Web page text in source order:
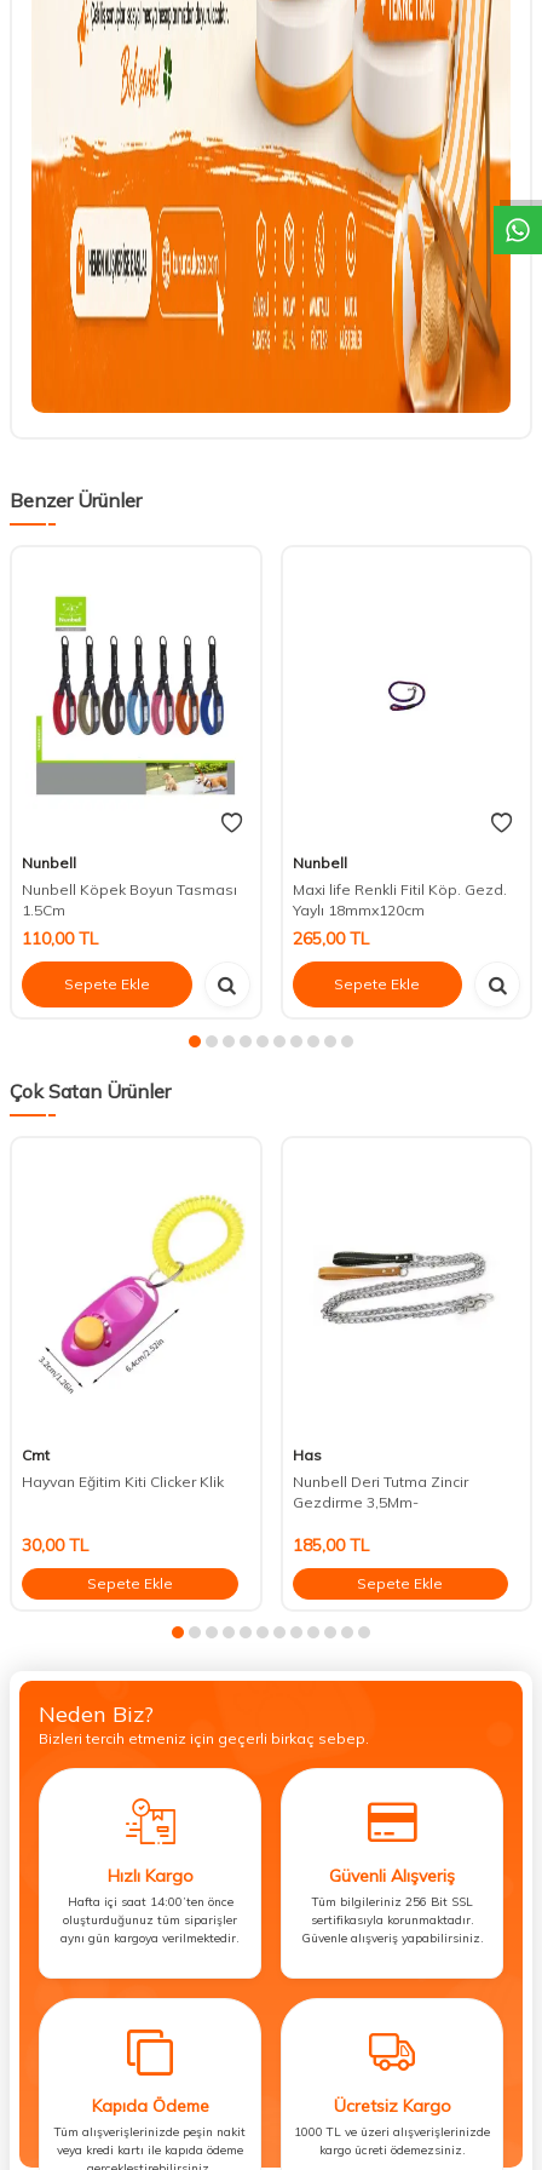
DESTEK
Benzer Ürünler
Nunbell
Nunbell Köpek Boyun Tasması
1.5Cm
110,00TL
Sepete Ekle
Nunbell
Maxi life Renkli Fitil Köp. Gezd.
Yaylı 18mmx120cm
265,00TL
Sepete Ekle
Çok Satan Ürünler
Cmt
Hayvan Eğitim Kiti Clicker Klik
30,00TL
Sepete Ekle
Has
Nunbell Deri Tutma Zincir
Gezdirme 3,5Mm-
185,00TL
Sepete Ekle
Neden Biz?
Bizleri tercih etmeniz için geçerli birkaç sebep.
Hızlı Kargo
Hafta içi saat 14:00’ten önce
oluşturduğunuz tüm siparişler
aynı gün kargoya verilmektedir.
Güvenli Alışveriş
Tüm bilgileriniz 256 Bit SSL
sertifikasıyla korunmaktadır.
Güvenle alışveriş yapabilirsiniz.
Kapıda Ödeme
Tüm alışverişlerinizde peşin nakit
veya kredi kartı ile kapıda ödeme
Ücretsiz Kargo
1000 TL ve üzeri alışverişlerinizde
kargo ücreti ödemezsiniz.